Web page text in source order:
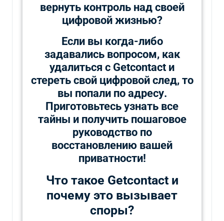
вернуть контроль над своей
цифровой жизнью?
Если вы когда-либо
задавались вопросом, как
удалиться с Getcontact и
стереть свой цифровой след, то
вы попали по адресу.
Приготовьтесь узнать все
тайны и получить пошаговое
руководство по
восстановлению вашей
приватности!
Что такое Getcontact и
почему это вызывает
споры?